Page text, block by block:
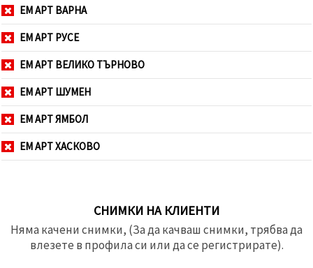
ЕМ АРТ ВАРНА
ЕМ АРТ РУСЕ
ЕМ АРТ ВЕЛИКО ТЪРНОВО
ЕМ АРТ ШУМЕН
ЕМ АРТ ЯМБОЛ
ЕМ АРТ ХАСКОВО
СНИМКИ НА КЛИЕНТИ
Няма качени снимки, (За да качваш снимки, трябва да
влезете в профила си или да се регистрирате).